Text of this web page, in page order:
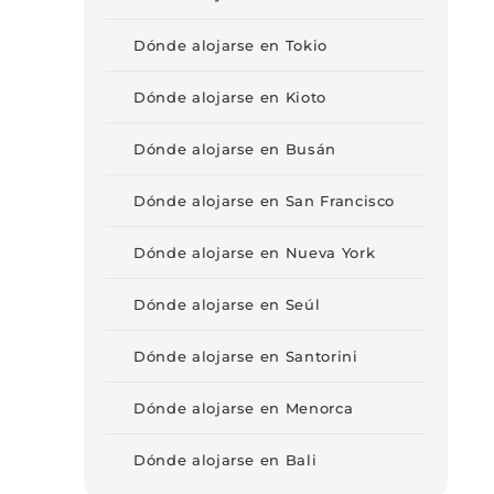
Dónde alojarse en Tokio
Dónde alojarse en Kioto
Dónde alojarse en Busán
Dónde alojarse en San Francisco
Dónde alojarse en Nueva York
Dónde alojarse en Seúl
Dónde alojarse en Santorini
Dónde alojarse en Menorca
Dónde alojarse en Bali